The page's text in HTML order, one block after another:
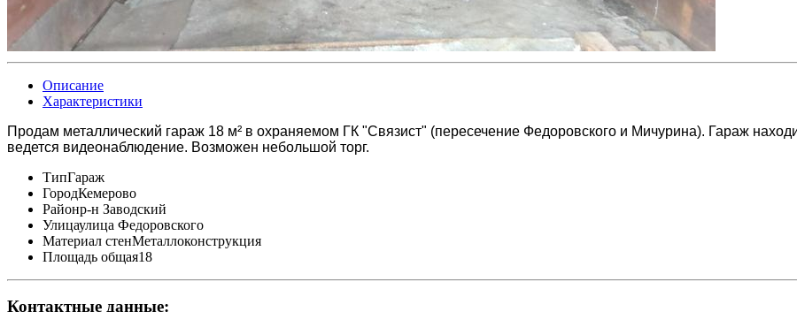
Описание
Характеристики
Продам металлический гараж 18 м² в охраняемом ГК "Связист" (пересечение Федоровского и Мичурина). Гараж
ведется видеонаблюдение. Возможен небольшой торг.
ТипГараж
ГородКемерово
Районр-н Заводский
Улицаулица Федоровского
Материал стенМеталлоконструкция
Площадь общая18
Контактные данные: